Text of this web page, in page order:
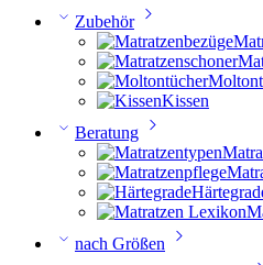
Zubehör
Kissen
Beratung
nach Größen